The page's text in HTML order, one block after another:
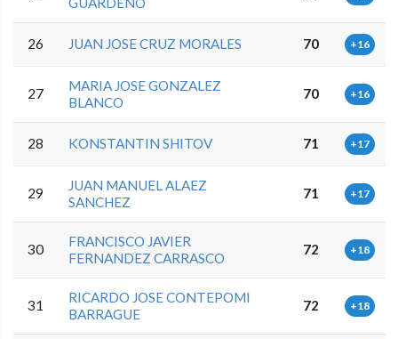
26 JUAN JOSE CRUZ MORALES 70 +16
27
MARIA JOSE GONZALEZ
BLANCO
70 +16
28 KONSTANTIN SHITOV 71 +17
29
JUAN MANUEL ALAEZ
SANCHEZ
71 +17
30
FRANCISCO JAVIER
FERNANDEZ CARRASCO
72 +18
31
RICARDO JOSE CONTEPOMI
BARRAGUE
72 +18